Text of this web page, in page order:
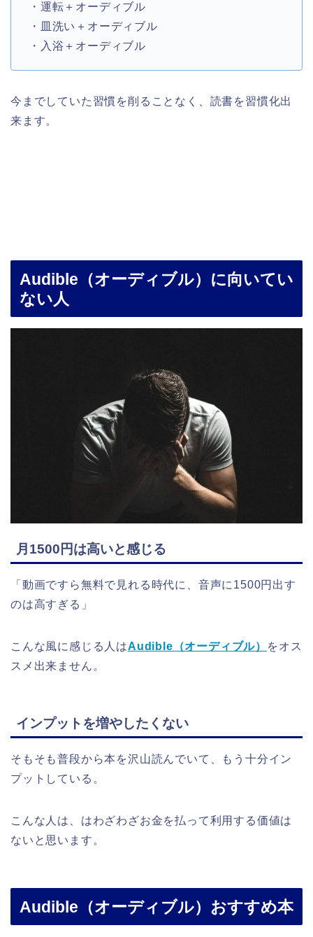
・運転＋オーディブル
・皿洗い＋オーディブル
・入浴＋オーディブル
今までしていた習慣を削ることなく、読書を習慣化出
来ます。
Audible（オーディブル）に向いてい
ない人
月1500円は高いと感じる
「動画ですら無料で見れる時代に、音声に1500円出す
のは高すぎる」
こんな風に感じる人はAudible（オーディブル）
をオス
スメ出来ません。
インプットを増やしたくない
そもそも普段から本を沢山読んでいて、もう十分イン
プットしている。
こんな人は、はわざわざお金を払って利用する価値は
ないと思います。
Audible（オーディブル）おすすめ本